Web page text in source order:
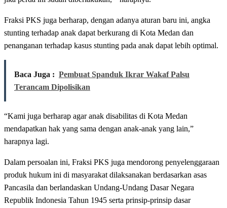
Fraksi PKS juga berharap, dengan adanya aturan baru ini, angka
stunting terhadap anak dapat berkurang di Kota Medan dan
penanganan terhadap kasus stunting pada anak dapat lebih optimal.
Baca Juga : Pembuat Spanduk Ikrar Wakaf Palsu
Terancam Dipolisikan
“Kami juga berharap agar anak disabilitas di Kota Medan
mendapatkan hak yang sama dengan anak-anak yang lain,”
harapnya lagi.
Dalam persoalan ini, Fraksi PKS juga mendorong penyelenggaraan
produk hukum ini di masyarakat dilaksanakan berdasarkan asas
Pancasila dan berlandaskan Undang-Undang Dasar Negara
Republik Indonesia Tahun 1945 serta prinsip-prinsip dasar